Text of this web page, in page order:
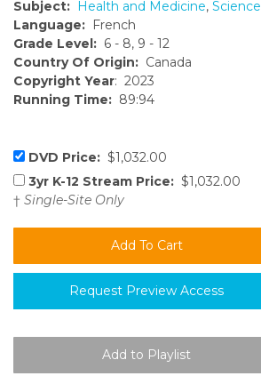
Subject: Health and Medicine, Science
Language: French
Grade Level: 6 - 8, 9 - 12
Country Of Origin: Canada
Copyright Year: 2023
Running Time: 89:94
DVD Price: $1,032.00
3yr K-12 Stream Price: $1,032.00
† Single-Site Only
Request Preview Access